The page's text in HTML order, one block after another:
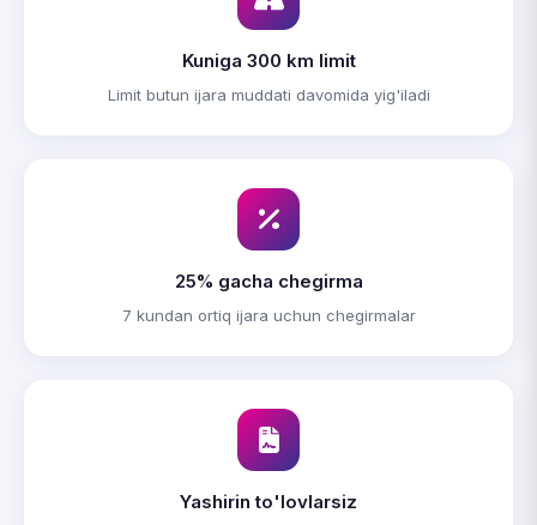
Kuniga 300 km limit
Limit butun ijara muddati davomida yig'iladi
25% gacha chegirma
7 kundan ortiq ijara uchun chegirmalar
Yashirin to'lovlarsiz